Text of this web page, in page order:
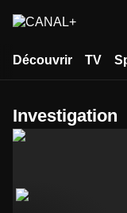
Découvrir TV
investigation